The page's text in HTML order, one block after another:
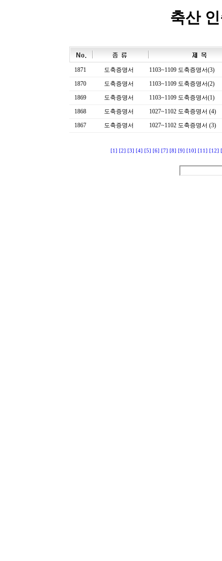
축산
1871 도축증명서
1103~1109 도축증명서(3)
1870
도축증명서
1103~1109 도축증명서(2)
1869
도축증명서
1103~1109 도축증명서(1)
1868
도축증명서
1027~1102 도축증명서 (4)
1867
도축증명서 1027~1102 도축증명서 (3)
[1] [2] [3] [4] [5] [6] [7] [8] [9] [10] [11] [12]